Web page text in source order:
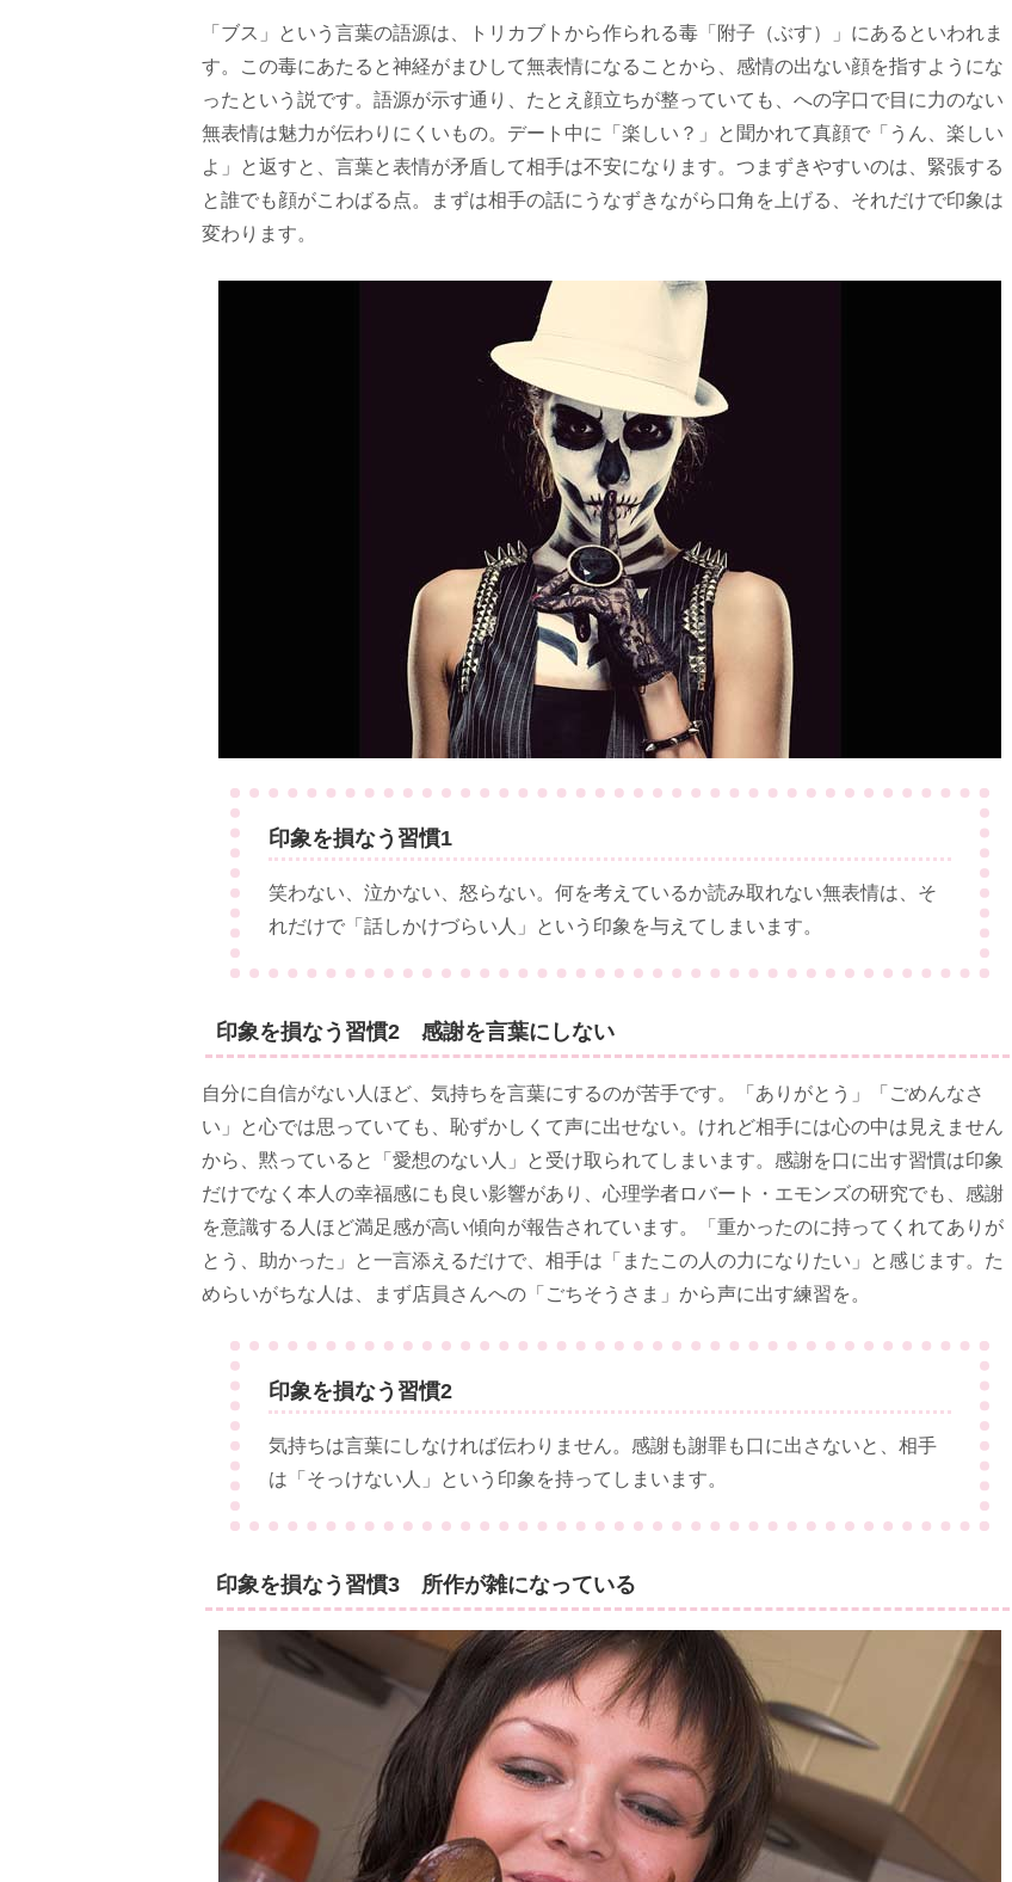
「ブス」という言葉の語源は、トリカブトから作られる毒「附子（ぶす）」にあるといわれま
す。この毒にあたると神経がまひして無表情になることから、感情の出ない顔を指すようにな
ったという説です。語源が示す通り、たとえ顔立ちが整っていても、への字口で目に力のない
無表情は魅力が伝わりにくいもの。デート中に「楽しい？」と聞かれて真顔で「うん、楽しい
よ」と返すと、言葉と表情が矛盾して相手は不安になります。つまずきやすいのは、緊張する
と誰でも顔がこわばる点。まずは相手の話にうなずきながら口角を上げる、それだけで印象は
変わります。
印象を損なう習慣1
笑わない、泣かない、怒らない。何を考えているか読み取れない無表情は、そ
れだけで「話しかけづらい人」という印象を与えてしまいます。
印象を損なう習慣2 感謝を言葉にしない
自分に自信がない人ほど、気持ちを言葉にするのが苦手です。「ありがとう」「ごめんなさ
い」と心では思っていても、恥ずかしくて声に出せない。けれど相手には心の中は見えません
から、黙っていると「愛想のない人」と受け取られてしまいます。感謝を口に出す習慣は印象
だけでなく本人の幸福感にも良い影響があり、心理学者ロバート・エモンズの研究でも、感謝
を意識する人ほど満足感が高い傾向が報告されています。「重かったのに持ってくれてありが
とう、助かった」と一言添えるだけで、相手は「またこの人の力になりたい」と感じます。た
めらいがちな人は、まず店員さんへの「ごちそうさま」から声に出す練習を。
印象を損なう習慣2
気持ちは言葉にしなければ伝わりません。感謝も謝罪も口に出さないと、相手
は「そっけない人」という印象を持ってしまいます。
印象を損なう習慣3 所作が雑になっている